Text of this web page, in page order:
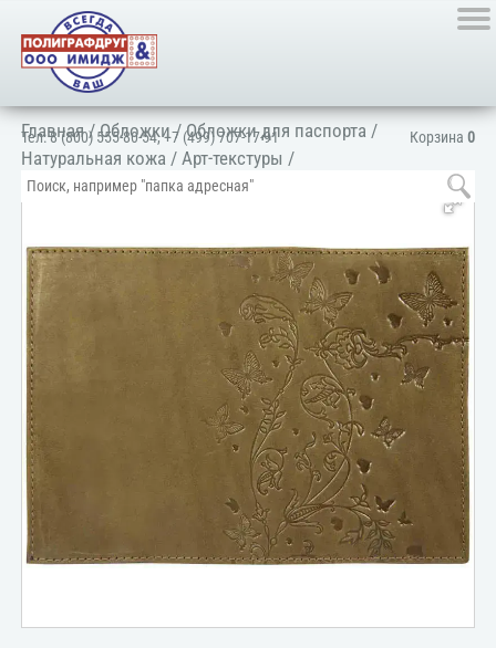
Корзина 0
Тел:8 (800) 555-80-54,+7 (499) 707-17-91
Главная/Обложки/Обложки для паспорта /
Натуральная кожа /Арт-текстуры /